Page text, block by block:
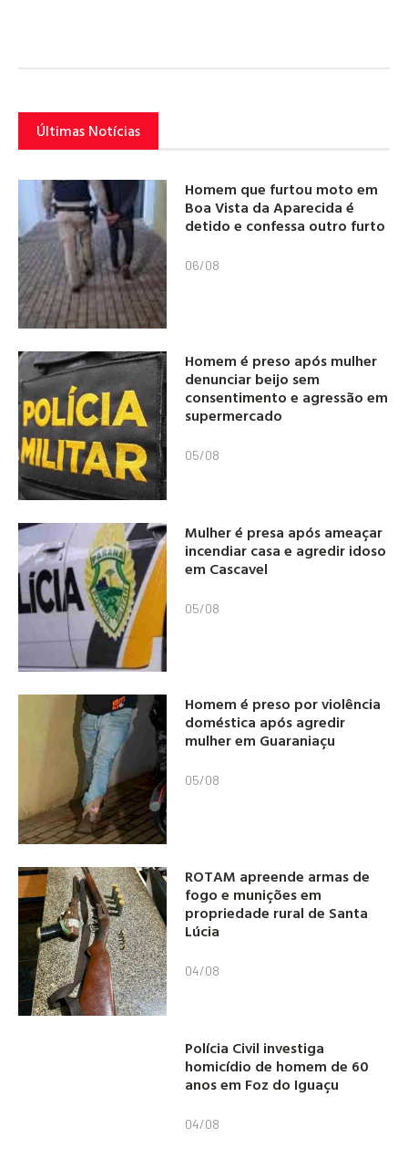
Últimas Notícias
Homem que furtou moto em
Boa Vista da Aparecida é
detido e confessa outro furto
06/08
Homem é preso após mulher
denunciar beijo sem
consentimento e agressão em
supermercado
05/08
Mulher é presa após ameaçar
incendiar casa e agredir idoso
em Cascavel
05/08
Homem é preso por violência
doméstica após agredir
mulher em Guaraniaçu
05/08
ROTAM apreende armas de
fogo e munições em
propriedade rural de Santa
Lúcia
04/08
Polícia Civil investiga
homicídio de homem de 60
anos em Foz do Iguaçu
04/08